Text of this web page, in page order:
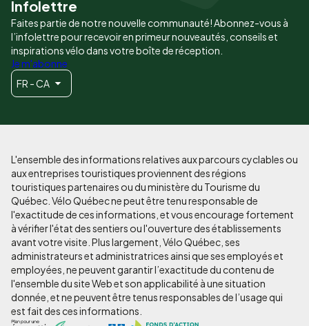
Infolettre
Faites partie de notre nouvelle communauté! Abonnez-vous à
l’infolettre pour recevoir en primeur nouveautés, conseils et
inspirations vélo dans votre boîte de réception.
Je m'abonne
FR - CA
L'ensemble des informations relatives aux parcours cyclables ou
aux entreprises touristiques proviennent des régions
touristiques partenaires ou du ministère du Tourisme du
Québec. Vélo Québec ne peut être tenu responsable de
l'exactitude de ces informations, et vous encourage fortement
à vérifier l'état des sentiers ou l'ouverture des établissements
avant votre visite. Plus largement, Vélo Québec, ses
administrateurs et administratrices ainsi que ses employés et
employées, ne peuvent garantir l’exactitude du contenu de
l'ensemble du site Web et son applicabilité à une situation
donnée, et ne peuvent être tenus responsables de l’usage qui
est fait des ces informations.